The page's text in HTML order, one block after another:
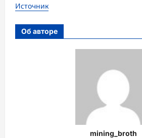
Источник
Об авторе
mining_broth